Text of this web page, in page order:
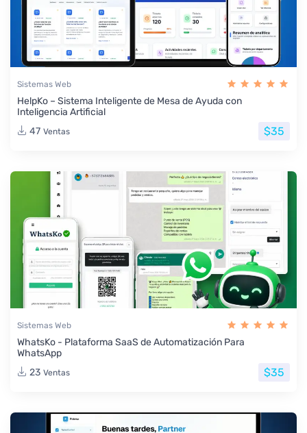
Sistemas Web
HelpKo – Sistema Inteligente de Mesa de Ayuda con
Inteligencia Artificial
47 Ventas $35
Sistemas Web
WhatsKo - Plataforma SaaS de Automatización Para
WhatsApp
23 Ventas $35